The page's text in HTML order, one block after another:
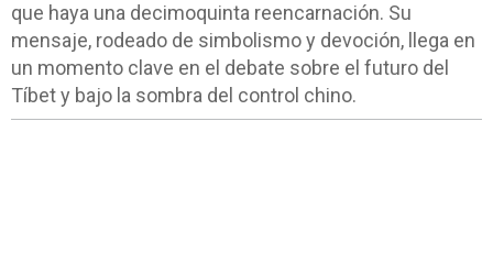
que haya una decimoquinta reencarnación. Su
mensaje, rodeado de simbolismo y devoción, llega en
un momento clave en el debate sobre el futuro del
Tíbet y bajo la sombra del control chino.